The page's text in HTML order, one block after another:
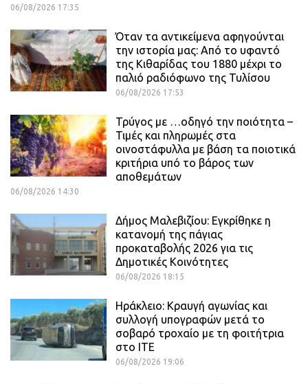
06/08/2026 17:35
Όταν τα αντικείμενα αφηγούνται
την ιστορία μας: Από το υφαντό
της Κιθαρίδας του 1880 μέχρι το
παλιό ραδιόφωνο της Τυλίσου
06/08/2026 17:53
Τρύγος με …οδηγό την ποιότητα –
Τιμές και πληρωμές στα
οινοστάφυλλα με βάση τα ποιοτικά
κριτήρια υπό το βάρος των
αποθεμάτων
06/08/2026 14:30
Δήμος Μαλεβιζίου: Εγκρίθηκε η
κατανομή της πάγιας
προκαταβολής 2026 για τις
Δημοτικές Κοινότητες
06/08/2026 18:15
Ηράκλειο: Κραυγή αγωνίας και
συλλογή υπογραφών μετά το
σοβαρό τροχαίο με τη φοιτήτρια
στο ΙΤΕ
06/08/2026 19:06